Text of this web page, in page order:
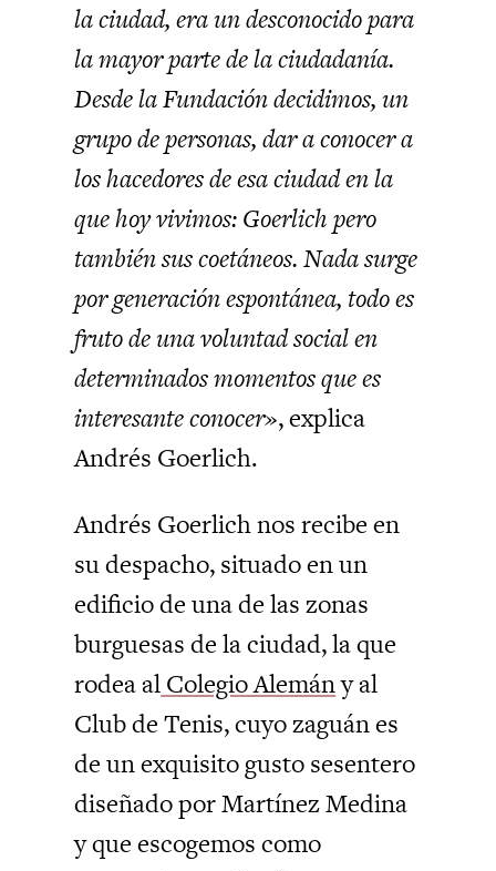
la ciudad, era un desconocido para
la mayor parte de la ciudadanía.
Desde la Fundación decidimos, un
grupo de personas, dar a conocer a
los hacedores de esa ciudad en la
que hoy vivimos: Goerlich pero
también sus coetáneos. Nada surge
por generación espontánea, todo es
fruto de una voluntad social en
determinados momentos que es
interesante conocer», explica
Andrés Goerlich.
Andrés Goerlich nos recibe en
su despacho, situado en un
edificio de una de las zonas
burguesas de la ciudad, la que
rodea alColegio Alemány al
Club de Tenis, cuyo zaguán es
de un exquisito gusto sesentero
diseñado por Martínez Medina
y que escogemos como